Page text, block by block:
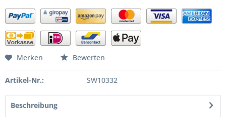
Merken Bewerten
Artikel-Nr.: SW10332
Beschreibung